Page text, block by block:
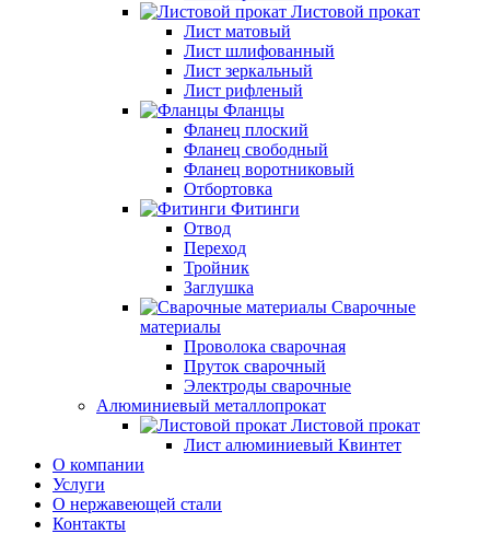
Листовой прокат
Лист матовый
Лист шлифованный
Лист зеркальный
Лист рифленый
Фланцы
Фланец плоский
Фланец свободный
Фланец воротниковый
Отбортовка
Фитинги
Отвод
Переход
Тройник
Заглушка
Сварочные
материалы
Проволока сварочная
Пруток сварочный
Электроды сварочные
Алюминиевый металлопрокат
Листовой прокат
Лист алюминиевый Квинтет
О компании
Услуги
О нержавеющей стали
Контакты